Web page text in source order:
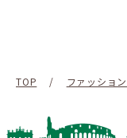
TOP / ファッショ